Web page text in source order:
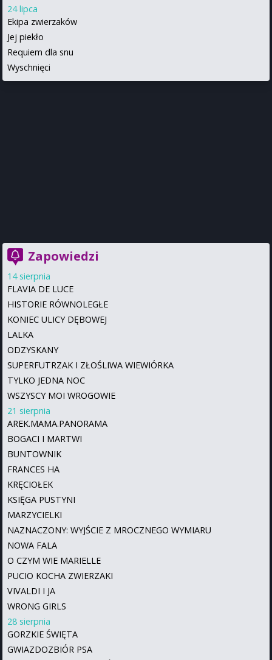
24 lipca
Ekipa zwierzaków
Jej piekło
Requiem dla snu
Wyschnięci
Zapowiedzi
14 sierpnia
FLAVIA DE LUCE
HISTORIE RÓWNOLEGŁE
KONIEC ULICY DĘBOWEJ
LALKA
ODZYSKANY
SUPERFUTRZAK I ZŁOŚLIWA WIEWIÓRKA
TYLKO JEDNA NOC
WSZYSCY MOI WROGOWIE
21 sierpnia
AREK.MAMA.PANORAMA
BOGACI I MARTWI
BUNTOWNIK
FRANCES HA
KRĘCIOŁEK
KSIĘGA PUSTYNI
MARZYCIELKI
NAZNACZONY: WYJŚCIE Z MROCZNEGO WYMIARU
NOWA FALA
O CZYM WIE MARIELLE
PUCIO KOCHA ZWIERZAKI
VIVALDI I JA
WRONG GIRLS
28 sierpnia
GORZKIE ŚWIĘTA
GWIAZDOZBIÓR PSA